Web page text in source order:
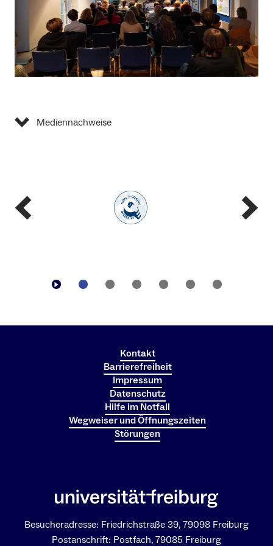
Mediennachweise
Kontakt
Barrierefreiheit
Impressum
Datenschutz
Hilfe im Notfall
Wegweiser und Öffnungszeiten
Störungen
Besucheradresse: Friedrichstraße 39, 79098 Freiburg
Postanschrift: Postfach, 79085 Freiburg